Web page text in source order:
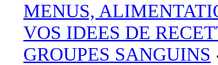
MENUS,
VOS IDEES DE
GROUPES SANGUINS